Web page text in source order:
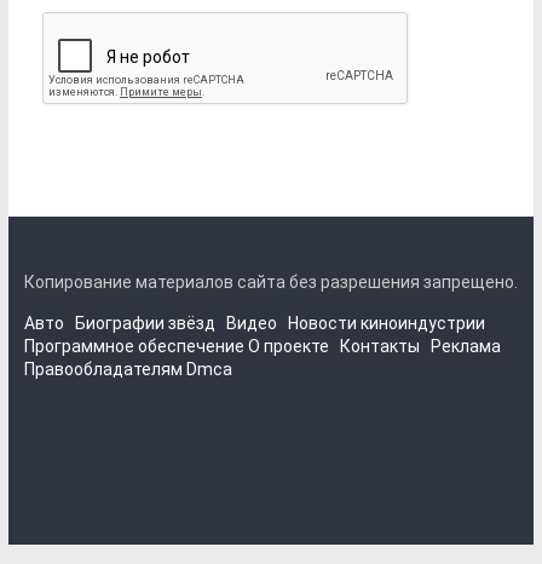
Копирование материалов сайта без разрешения запрещено.
Авто Биографии звёзд Видео
Новости киноиндустрии
Программное обеспечение О проекте Контакты
Реклама
Правообладателям Dmca